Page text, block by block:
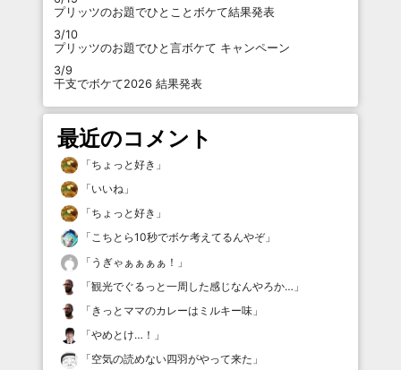
プリッツのお題でひとことボケて結果発表
3/10
プリッツのお題でひと言ボケて キャンペーン
3/9
干支でボケて2026 結果発表
最近のコメント
「ちょっと好き 」
「いいね 」
「ちょっと好き 」
「こちとら10秒でボケ考えてるんやぞ」
「 うぎゃぁぁぁぁ！ 」
「観光でぐるっと一周した感じなんやろか… 」
「 きっとママのカレーはミルキー味 」
「やめとけ…！ 」
「空気の読めない四羽がやって来た 」